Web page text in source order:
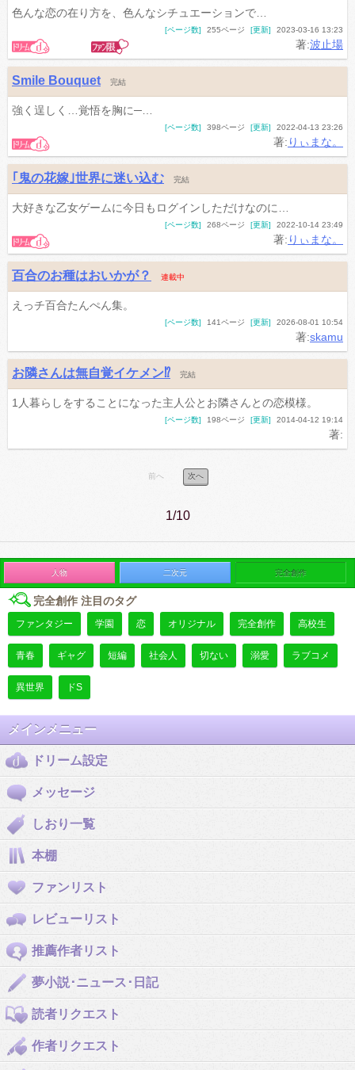
色んな恋の在り方を、色んなシチュエーションで…
著:波止場
[ページ数] 255ページ [更新] 2023-03-16 13:23
Smile Bouquet 完結
強く逞しく…覚悟を胸に─…
著: りぃまな。
[ページ数] 398ページ [更新] 2022-04-13 23:26
｢鬼の花嫁｣世界に迷い込む 完結
大好きな乙女ゲームに今日もログインしただけなのに…
著: りぃまな。
[ページ数] 268ページ [更新] 2022-10-14 23:49
百合のお種はおいかが？ 連載中
えっチ百合たんぺん集。
著:skamu
[ページ数] 141ページ [更新] 2026-08-01 10:54
お隣さんは無自覚イケメン⁉︎ 完結
1人暮らしをすることになった主人公とお隣さんとの恋模様。
著:
[ページ数] 198ページ [更新] 2014-04-12 19:14
前へ 次へ
1/10
人物 二次元 完全創作
完全創作 注目のタグ
ファンタジー 学園 恋 オリジナル 完全創作 高校生
青春 ギャグ 短編 社会人 切ない 溺愛 ラブコメ
異世界 ドS
メインメニュー
ドリーム設定
メッセージ
しおり一覧
本棚
ファンリスト
レビューリスト
推薦作者リスト
夢小説･ニュース･日記
読者リクエスト
作者リクエスト